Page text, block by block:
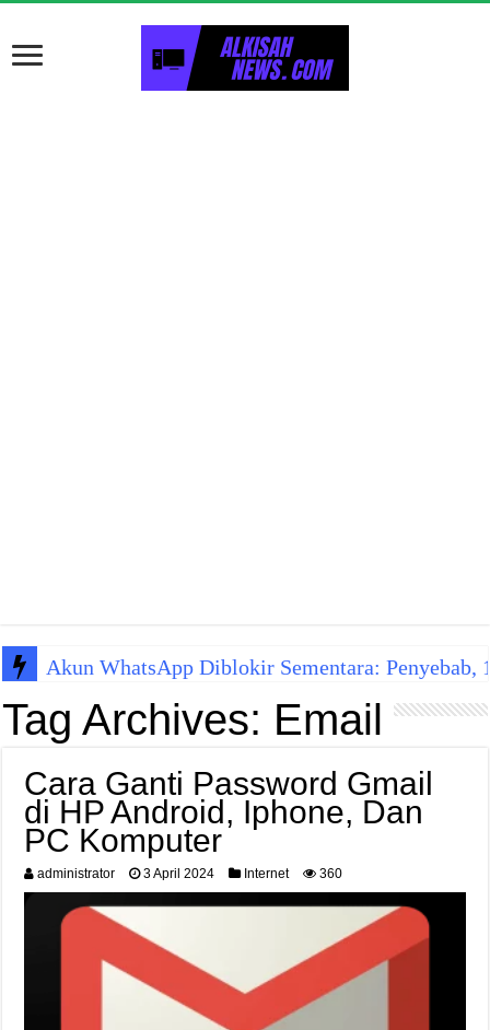
Akun WhatsApp Diblokir Sementara:
Tag Archives: Email
Cara Ganti Password Gmail
di HP Android, Iphone, Dan
PC Komputer
administrator 3 April 2024 Internet 360